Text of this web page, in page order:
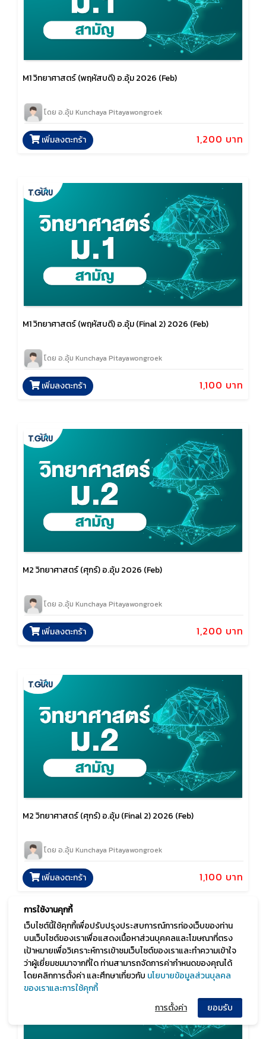
M1 วิทยาศาสตร์ (พฤหัสบดี) อ.อุ้ม 2026 (Feb)
โดย อ.อุ้ม Kunchaya Pitayawongroek
1,200 บาท
เพิ่มลงตะกร้า
M1 วิทยาศาสตร์ (พฤหัสบดี) อ.อุ้ม (Final 2) 2026 (Feb)
โดย อ.อุ้ม Kunchaya Pitayawongroek
1,100 บาท
เพิ่มลงตะกร้า
M2 วิทยาศาสตร์ (ศุกร์) อ.อุ้ม 2026 (Feb)
โดย อ.อุ้ม Kunchaya Pitayawongroek
1,200 บาท
เพิ่มลงตะกร้า
M2 วิทยาศาสตร์ (ศุกร์) อ.อุ้ม (Final 2) 2026 (Feb)
โดย อ.อุ้ม Kunchaya Pitayawongroek
1,100 บาท
เพิ่มลงตะกร้า
การใช้งานคุกกี้
เว็บไซต์นี้ใช้คุกกี้เพื่อปรับปรุงประสบการณ์การท่องเว็บของท่าน
บนเว็บไซต์ของเราเพื่อแสดงเนื้อหาส่วนบุคคลและโฆษณาที่ตรง
เป้าหมายเพื่อวิเคราะห์การเข้าชมเว็บไซต์ของเราและทำความเข้าใจ
ว่าผู้เยี่ยมชมมาจากที่ใด ท่านสามารถจัดการค่ากำหนดของคุณได้
โดยคลิกการตั้งค่า และศึกษาเกี่ยวกับ นโยบายข้อมูลส่วนบุลคล
ของเราและการใช้คุกกี้
การตั้งค่า